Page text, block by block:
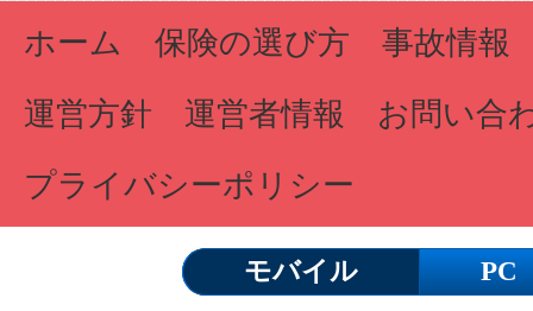
ホーム 保険の選び方
事故情報
運営方針
運営者情報
お問い合
プライバシーポリシー
モバイル PC